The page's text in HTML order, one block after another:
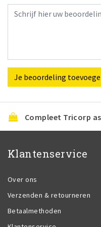
Je beoordeling
Compleet Tricorp
Klantenservice
Over ons
Verzenden & retourneren
Betaalmethoden